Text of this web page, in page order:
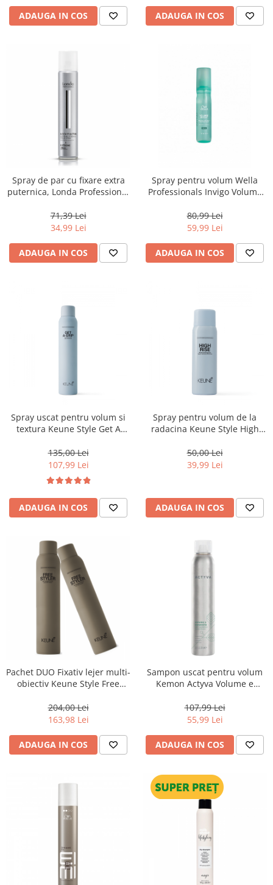
ADAUGA IN COS ADAUGA IN COS
Spray de par cu fixare extra
puternica, Londa Professional
71,39 Lei
34,99 Lei
ADAUGA IN COS
Spray pentru volum Wella
Professionals Invigo Volume
80,99 Lei
59,99 Lei
ADAUGA IN COS
Spray uscat pentru volum si
textura Keune Style Get A
135,00 Lei
107,99 Lei
ADAUGA IN COS
Spray pentru volum de la
radacina Keune Style High
50,00 Lei
39,99 Lei
ADAUGA IN COS
Pachet DUO Fixativ lejer multi-
obiectiv Keune Style Free
204,00 Lei
163,98 Lei
ADAUGA IN COS
Sampon uscat pentru volum
Kemon Actyva Volume e
200ml
107,99 Lei
55,99 Lei
ADAUGA IN COS